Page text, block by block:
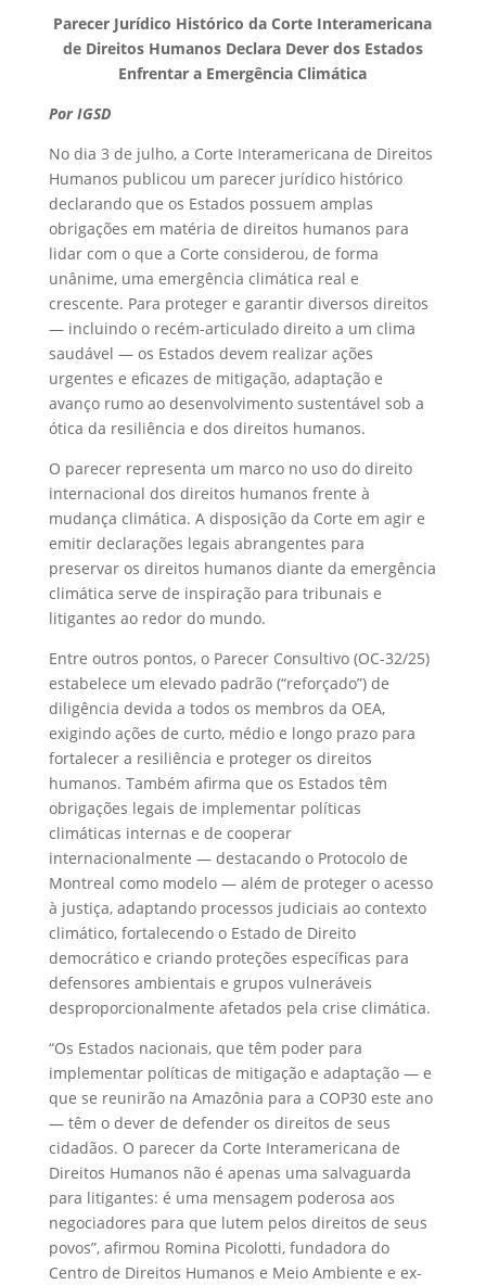
Parecer Jurídico Histórico da Corte Interamericana
de Direitos Humanos Declara Dever dos Estados
Enfrentar a Emergência Climática
Por IGSD
No dia 3 de julho, a Corte Interamericana de Direitos
Humanos publicou um parecer jurídico histórico
declarando que os Estados possuem amplas
obrigações em matéria de direitos humanos para
lidar com o que a Corte considerou, de forma
unânime, uma emergência climática real e
crescente. Para proteger e garantir diversos direitos
— incluindo o recém-articulado direito a um clima
saudável — os Estados devem realizar ações
urgentes e eficazes de mitigação, adaptação e
avanço rumo ao desenvolvimento sustentável sob a
ótica da resiliência e dos direitos humanos.
O parecer representa um marco no uso do direito
internacional dos direitos humanos frente à
mudança climática. A disposição da Corte em agir e
emitir declarações legais abrangentes para
preservar os direitos humanos diante da emergência
climática serve de inspiração para tribunais e
litigantes ao redor do mundo.
Entre outros pontos, o Parecer Consultivo (OC-32/25)
estabelece um elevado padrão (“reforçado”) de
diligência devida a todos os membros da OEA,
exigindo ações de curto, médio e longo prazo para
fortalecer a resiliência e proteger os direitos
humanos. Também afirma que os Estados têm
obrigações legais de implementar políticas
climáticas internas e de cooperar
internacionalmente — destacando o Protocolo de
Montreal como modelo — além de proteger o acesso
à justiça, adaptando processos judiciais ao contexto
climático, fortalecendo o Estado de Direito
democrático e criando proteções específicas para
defensores ambientais e grupos vulneráveis
desproporcionalmente afetados pela crise climática.
“Os Estados nacionais, que têm poder para
implementar políticas de mitigação e adaptação — e
que se reunirão na Amazônia para a COP30 este ano
— têm o dever de defender os direitos de seus
cidadãos. O parecer da Corte Interamericana de
Direitos Humanos não é apenas uma salvaguarda
para litigantes: é uma mensagem poderosa aos
negociadores para que lutem pelos direitos de seus
povos”, afirmou Romina Picolotti, fundadora do
Centro de Direitos Humanos e Meio Ambiente e ex-